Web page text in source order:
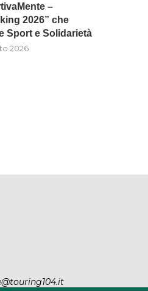
A BIANCO L’EVENTO
“SPORTIVAMENTE –
–
2026” che
Sport e Solidarietà
2026